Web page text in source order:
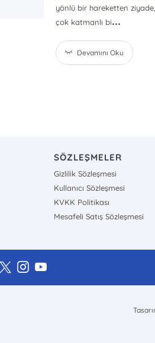
yönlü bir hareketten
çok katmanlı bi...
Devamını Oku
SÖZLEŞMELER
Gizlilik Sözleşmesi
Kullanıcı Sözleşmesi
KVKK Politikası
Mesafeli Satış Sözleşmesi